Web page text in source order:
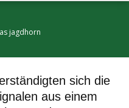
jagdhorn
sich die
aus einem